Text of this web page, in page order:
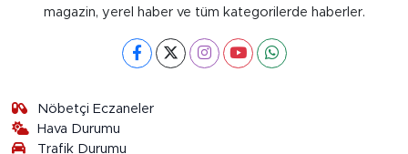
magazin, yerel haber ve tüm kategorilerde haberler.
Nöbetçi Eczaneler
Hava Durumu
Trafik Durumu